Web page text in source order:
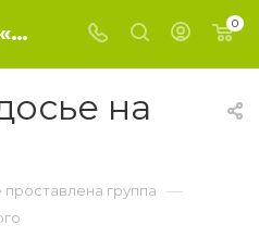
Купить книгу «Секретное досье на любимого» 2016, Грейвс Пола - Не проставлена группа 0
на
проставлена группа —